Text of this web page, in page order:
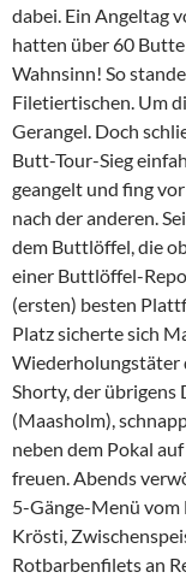
dabei. Ein Angeltag
hatten über 60
Wahnsinn! So
Filetiertischen. Um
Gerangel. Doch
Butt-Tour-Sieg
geangelt und fing
nach der anderen.
dem Buttlöffel, die
einer Buttlöffel-
(ersten) besten
Platz sicherte sich
Wiederholungstäter
Shorty, der übrigens
(Maasholm),
neben dem Pokal
freuen. Abends
5-Gänge-Menü vom
Krösti,
Rotbarbenfilets an